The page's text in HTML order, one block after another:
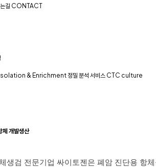
길 CONTACT
& Enrichment 정밀 분석 서비스 CTC culture
체 개발생산
생검 전문기업 싸이토젠은 폐암 진단용 항